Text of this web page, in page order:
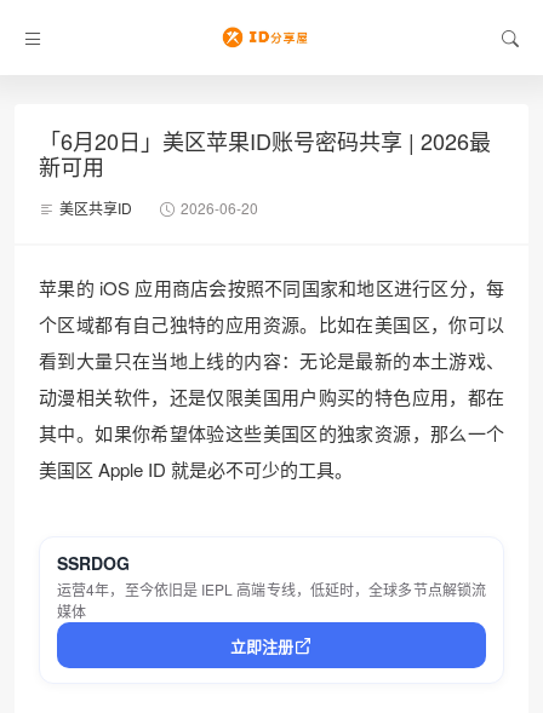
「6月20日」美区苹果ID账号密码共享 | 2026最
新可用
美区共享ID 2026-06-20
苹果的 iOS 应用商店会按照不同国家和地区进行区分，每
个区域都有自己独特的应用资源。比如在美国区，你可以
看到大量只在当地上线的内容：无论是最新的本土游戏、
动漫相关软件，还是仅限美国用户购买的特色应用，都在
其中。如果你希望体验这些美国区的独家资源，那么一个
美国区 Apple ID 就是必不可少的工具。
SSRDOG
运营4年，至今依旧是 IEPL 高端专线，低延时，全球多节点解锁流
媒体
立即注册